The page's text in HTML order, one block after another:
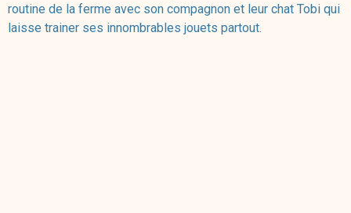
routine de la ferme avec son compagnon et leur chat Tobi qui
laisse trainer ses innombrables jouets partout.